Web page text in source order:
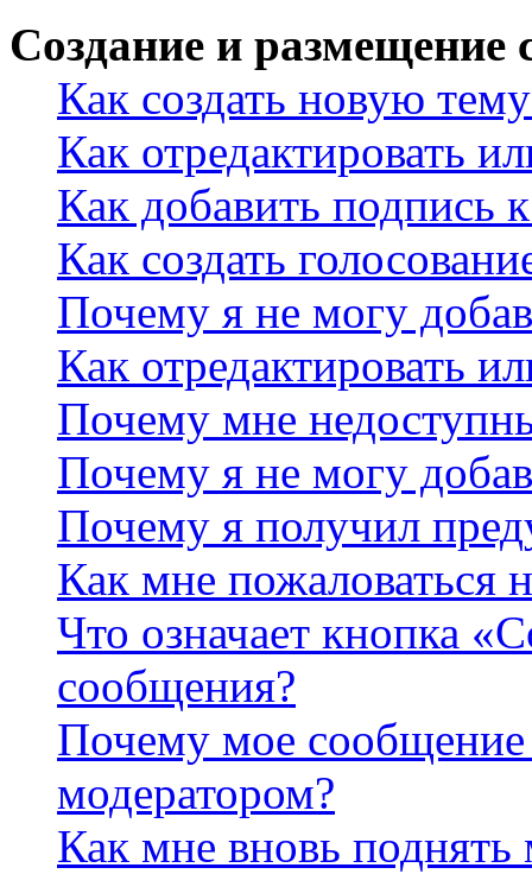
Создание и размещение
Как создать новую
Как отредактировать
Как добавить подпись
Как создать
Почему я не могу
Как отредактировать
Почему мне
Почему я не могу
Почему я получил
Как мне пожаловаться
Что означает кнопка
сообщения?
Почему мое сообщение
модератором?
Как мне вновь